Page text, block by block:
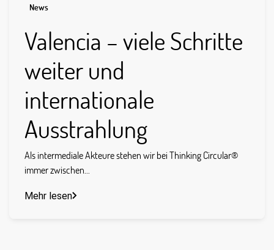
News
Valencia – viele Schritte
weiter und
internationale
Ausstrahlung
Als intermediale Akteure stehen wir bei Thinking Circular®
immer zwischen...
Mehr lesen